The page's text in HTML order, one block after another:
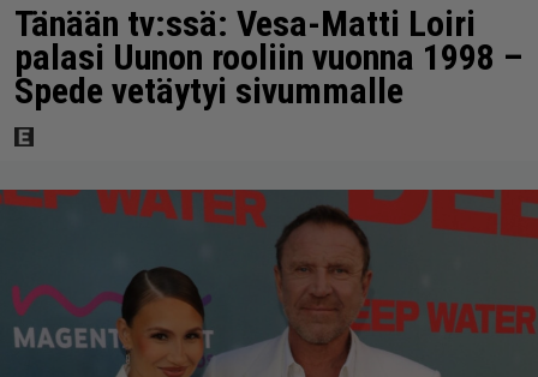
Tänään tv:ssä: Vesa-Matti Loiri
palasi Uunon rooliin vuonna 1998 –
Spede vetäytyi sivummalle